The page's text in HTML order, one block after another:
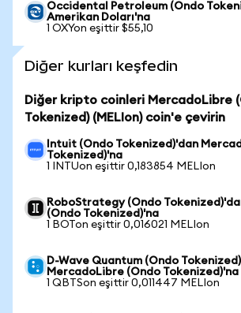
Occidental Petroleum (Ondo
Amerikan Doları'na
1 OXYon eşittir $55,10
Diğer kurları keşfedin
Diğer kripto coinleri MercadoLibre
Tokenized) (MELIon) coin'e çevirin
Intuit (Ondo Tokenized)'dan
Tokenized)'na
1 INTUon eşittir 0,183854 MELIon
RoboStrategy (Ondo
(Ondo Tokenized)'na
1 BOTon eşittir 0,016021 MELIon
D-Wave Quantum (Ondo
MercadoLibre (Ondo Tokenized)'na
1 QBTSon eşittir 0,011447 MELIon